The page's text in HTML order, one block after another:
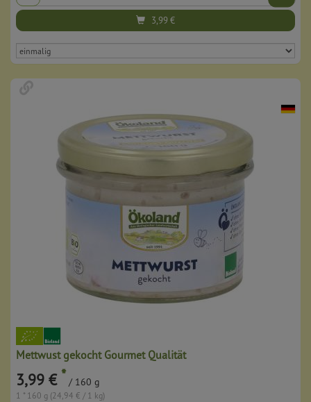
3,99€
Mettwust gekocht Gourmet Qualität
3,99 € * / 160 g
1 * 160 g (24,94 € / 1 kg)